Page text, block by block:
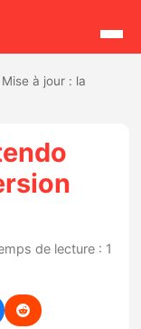
Mise à jour : la
de lecture : 1